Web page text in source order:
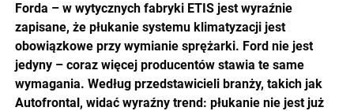
Forda – w wytycznych fabryki ETIS jest wyraźnie
zapisane, że płukanie systemu klimatyzacji jest
obowiązkowe przy wymianie sprężarki. Ford nie jest
jedyny – coraz więcej producentów stawia te same
wymagania. Według przedstawicieli branży, takich jak
Autofrontal, widać wyraźny trend: płukanie nie jest już